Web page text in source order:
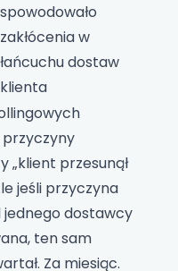
spowodowało
zakłócenia w
łańcuchu dostaw
klienta
przyczyny
„klient przesunął
jeśli przyczyna
jednego dostawcy
ten sam
Za miesiąc.